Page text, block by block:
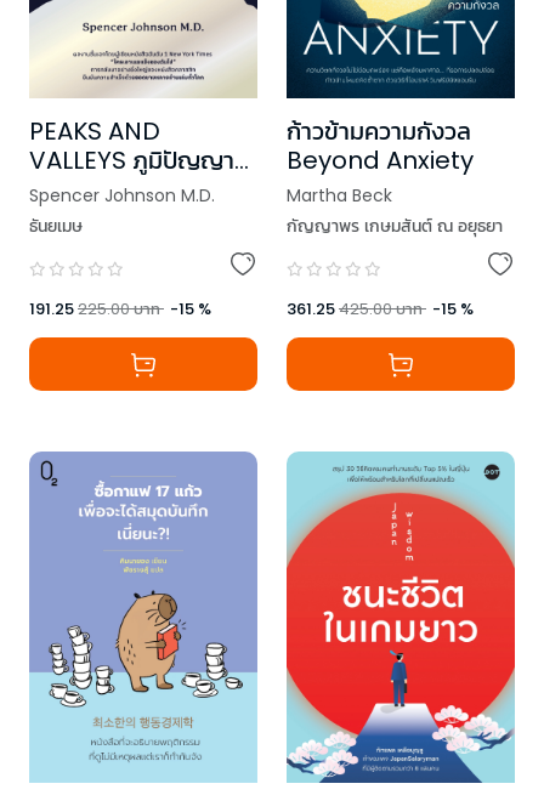
PEAKS AND
VALLEYS ภูมิปัญญา
ฝ่าฟันชีวิต
Spencer Johnson M.D.
ธันยเมษ
191.25225.00บาท -15 %
ก้าวข้ามความกังวล
Beyond Anxiety
Martha Beck
กัญญาพร เกษมสันต์ ณ​ อยุธยา
361.25425.00บาท -15 %